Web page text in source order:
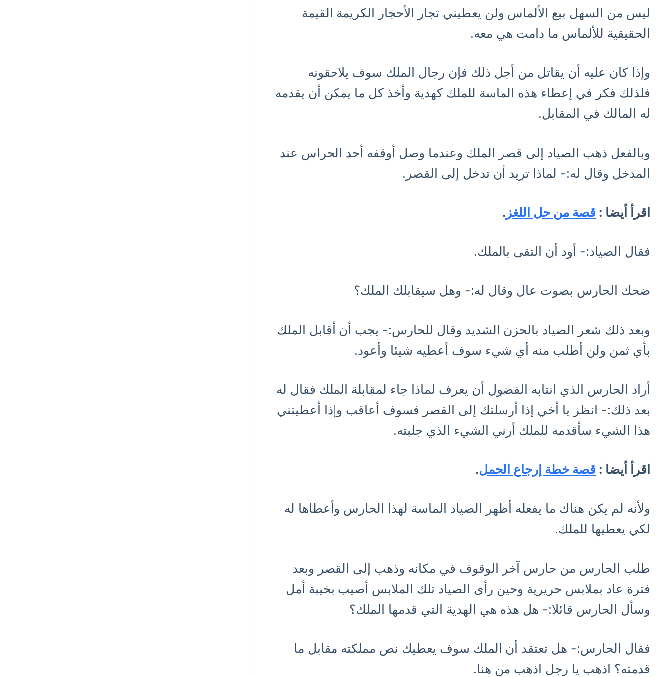
ليس من السهل بيع الألماس ولن يعطيني تجار الأحجار الكريمة القيمة
الحقيقية للألماس ما دامت هي معه.
وإذا كان عليه أن يقاتل من أجل ذلك فإن رجال الملك سوف يلاحقونه
فلذلك فكر في إعطاء هذه الماسة للملك كهدية وأخذ كل ما يمكن أن يقدمه
له المالك في المقابل.
وبالفعل ذهب الصياد إلى قصر الملك وعندما وصل أوقفه أحد الحراس عند
المدخل وقال له:- لماذا تريد أن تدخل إلى القصر.
اقرأ أيضا : قصة من حل اللغز .
فقال الصياد:- أود أن التقى بالملك.
ضحك الحارس بصوت عال وقال له:- وهل سيقابلك الملك؟
وبعد ذلك شعر الصياد بالحزن الشديد وقال للحارس:- يجب أن أقابل الملك
بأي ثمن ولن أطلب منه أي شيء سوف أعطيه شيئا وأعود.
أراد الحارس الذي انتابه الفضول أن يعرف لماذا جاء لمقابلة الملك فقال له
بعد ذلك:- انظر يا أخي إذا أرسلتك إلى القصر فسوف أعاقب وإذا أعطيتني
هذا الشيء سأقدمه للملك أرني الشيء الذي جلبته.
اقرأ أيضا : قصة خطة إرجاع الحمل.
ولأنه لم يكن هناك ما يفعله أظهر الصياد الماسة لهذا الحارس وأعطاها له
لكي يعطيها للملك.
طلب الحارس من حارس آخر الوقوف في مكانه وذهب إلى القصر وبعد
فترة عاد بملابس حريرية وحين رأى الصياد تلك الملابس أصيب بخيبة أمل
وسأل الحارس قائلا:- هل هذه هي الهدية التي قدمها الملك؟
فقال الحارس:- هل تعتقد أن الملك سوف يعطيك نص مملكته مقابل ما
قدمته؟ اذهب يا رجل اذهب من هنا.